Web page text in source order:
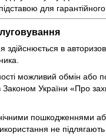
для
здійснюється в
можливий обмін або
Законом України «Про
пошкодженнями
не підлягають